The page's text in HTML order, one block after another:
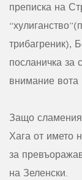
преписка на
трибагреник),
посланичка за
внимание
Защо
Хага от името
за
на Зеленски.